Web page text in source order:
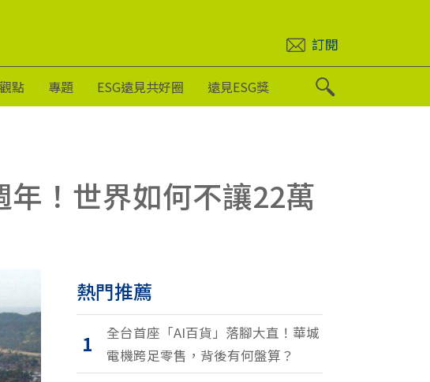
訂閱
點 專題 ESG遠見共好圈 遠見ESG獎
年！世界如何不讓22萬
熱門推薦
1
全台首座「AI百貨」落腳大直！華城
電機跨足零售，背後有何盤算？